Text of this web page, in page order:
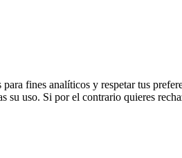
fines analíticos y respetar tus
uso. Si por el contrario quieres